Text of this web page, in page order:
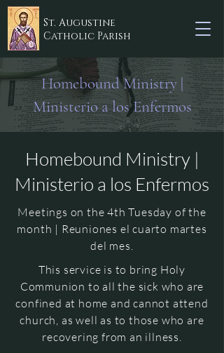
St. Augustine
Catholic Parish
Homebound Ministry |
Ministerio a los Enfermos
Homebound Ministry |
Ministerio a los Enfermos
Meetings on the 4th Tuesday of the
month | Reuniones el cuarto martes
del mes.
This service is to bring Holy
Communion to all the sick who are
confined at home and cannot attend
church, as well as to those who are
recovering from an illness.